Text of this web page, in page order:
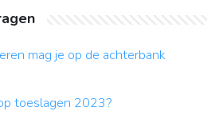
mag je op de achterbank
toeslagen 2023?